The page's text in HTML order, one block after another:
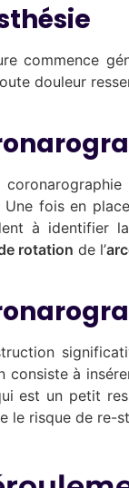
commence
douleur
Une fois en
à identifier
rotation de l’
consiste à
est un petit
le risque de re-